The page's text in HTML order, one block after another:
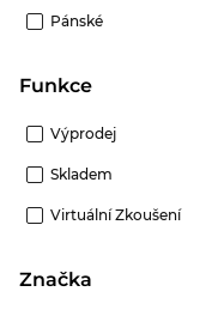
Pánské
Funkce
Výprodej
Skladem
Virtuální Zkoušení
Značka